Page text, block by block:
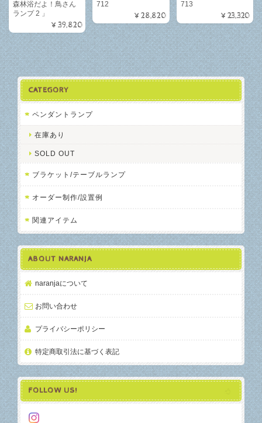
森林浴だよ！鳥さん
ランプ 2 」
¥39,820
712
¥28,820
713
¥23,320
CATEGORY
ペンダントランプ
在庫あり
SOLD OUT
ブラケット/テーブルランプ
オーダー制作/設置例
関連アイテム
ABOUT NARANJA
naranjaについて
お問い合わせ
プライバシーポリシー
特定商取引法に基づく表記
FOLLOW US!